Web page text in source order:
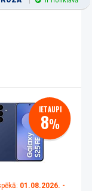
IETAUPI
8%
01.08.2026. -